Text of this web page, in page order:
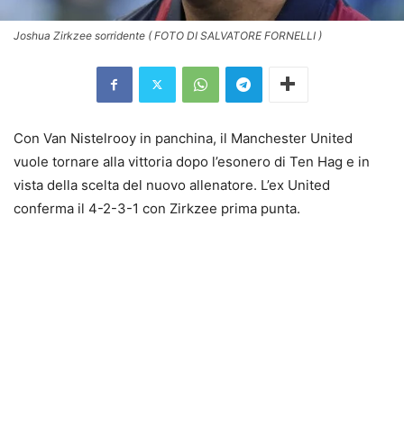
Joshua Zirkzee sorridente ( FOTO DI SALVATORE FORNELLI )
Con Van Nistelrooy in panchina, il Manchester United
vuole tornare alla vittoria dopo l’esonero di Ten Hag e in
vista della scelta del nuovo allenatore. L’ex United
conferma il 4-2-3-1 con Zirkzee prima punta.